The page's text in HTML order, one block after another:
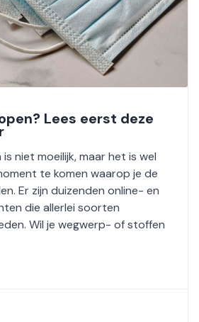
Lees eerst deze
niet moeilijk, maar het is wel
te komen waarop je de
Er zijn duizenden online- en
die allerlei soorten
Wil je wegwerp- of stoffen